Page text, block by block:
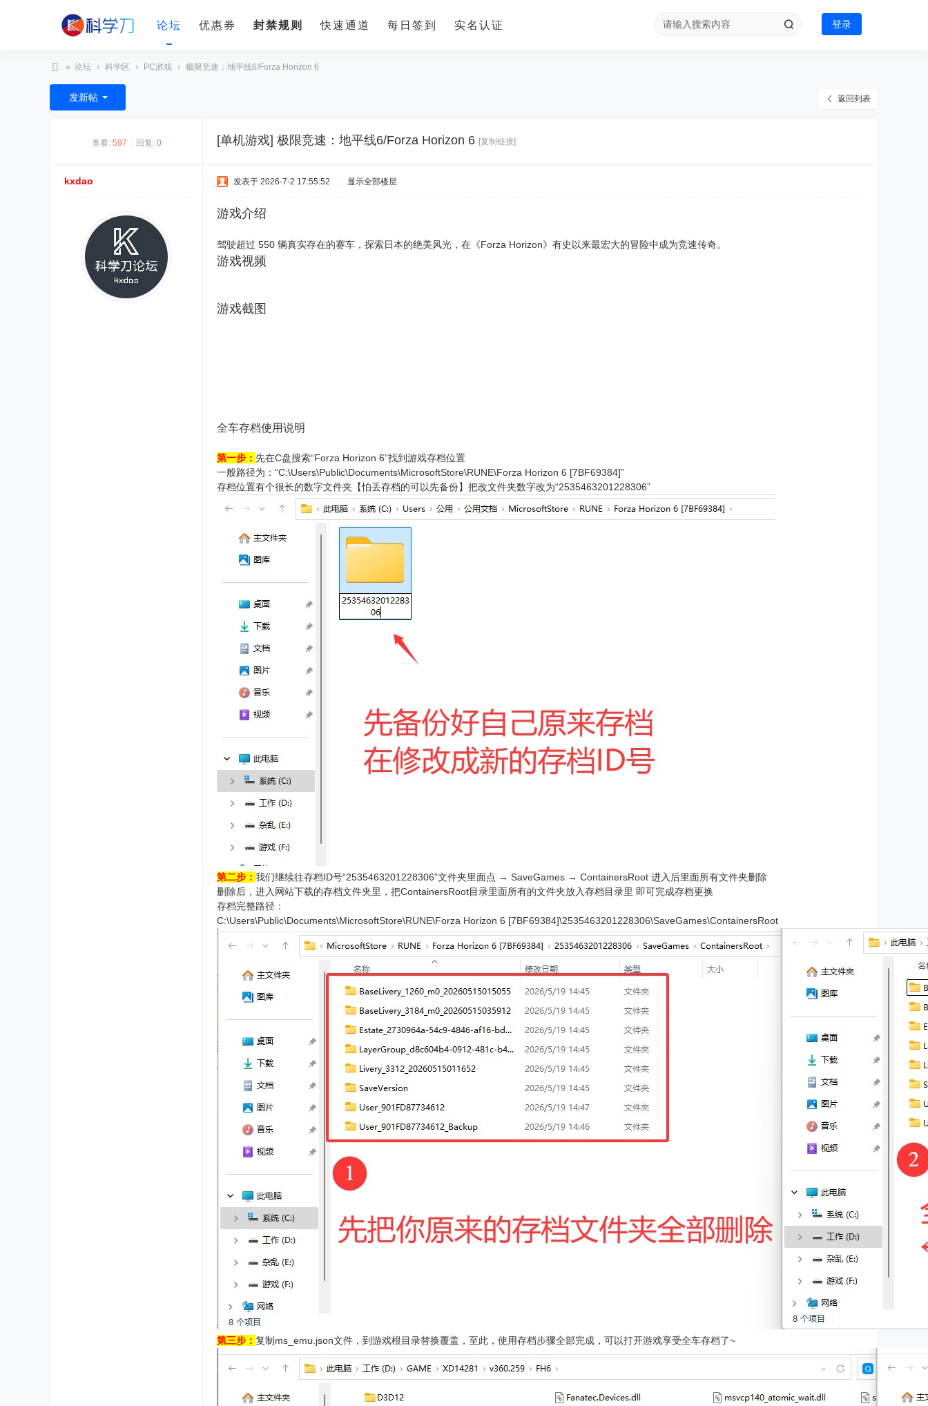
论坛 优惠券 封禁规则 快速通道 每日签到 实名认证 登录
科
学
» 论坛 › 科学区 › PC游戏 › 极限竞速：地平线6/Forza Horizon 6
返回列表
发新帖
查看: 597 回复: 0 [单机游戏] 极限竞速：地平线6/Forza Horizon 6 [复制链接]
kxdao 发表于 2026-7-2 17:55:52 显示全部楼层
游戏介绍
驾驶超过 550 辆真实存在的赛车，探索日本的绝美风光，在《Forza Horizon》有史以来最宏大的冒险中成为竞速传奇。
游戏视频
游戏截图
全车存档使用说明
第一步： 先在C盘搜索“Forza Horizon 6”找到游戏存档位置
一般路径为：“C:\Users\Public\Documents\MicrosoftStore\RUNE\Forza Horizon 6 [7BF69384]”
存档位置有个很长的数字文件夹【怕丢存档的可以先备份】把改文件夹数字改为“2535463201228306”
第二步： 我们继续往存档ID号“2535463201228306”文件夹里面点 → SaveGames → ContainersRoot 进入后里面所有文件夹删除
删除后，进入网站下载的存档文件夹里，把ContainersRoot目录里面所有的文件夹放入存档目录里 即可完成存档更换
存档完整路径：
C:\Users\Public\Documents\MicrosoftStore\RUNE\Forza Horizon 6 [7BF69384]\2535463201228306\SaveGames\ContainersRoot
第三步： 复制ms_emu.json文件，到游戏根目录替换覆盖，至此，使用存档步骤全部完成，可以打开游戏享受全车存档了~